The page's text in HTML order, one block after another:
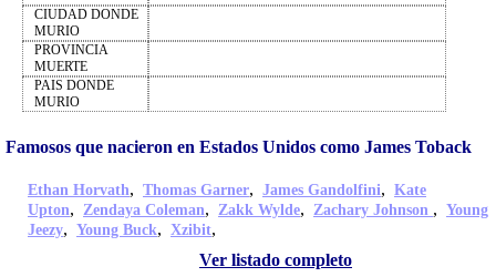
CIUDAD DONDE
MURIO
PROVINCIA
MUERTE
PAIS DONDE
MURIO
Famosos que nacieron en Estados Unidos como James Toback
Ethan Horvath, Thomas Garner, James Gandolfini, Kate
Upton, Zendaya Coleman, Zakk Wylde, Zachary Johnson , Young
Jeezy, Young Buck, Xzibit,
Ver listado completo